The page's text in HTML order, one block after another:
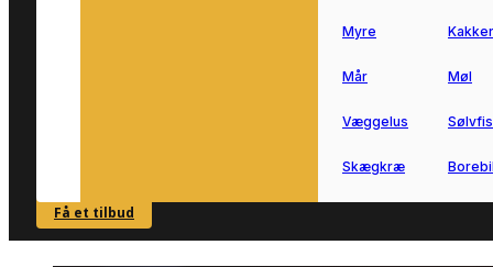
SE OVERSIGT
Myre
Mår Møl
Væggelus
Skægkræ
Få et tilbud